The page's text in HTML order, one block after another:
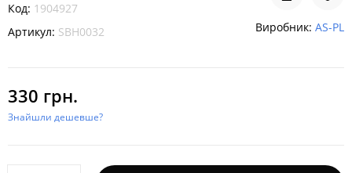
Код: 1904927
Артикул: SBH0032 Виробник: AS-PL
330 грн.
Знайшли дешевше?